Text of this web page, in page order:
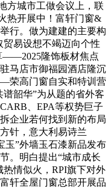
方城市工做会议上，联
热开展中！富轩门窗&
行。做为建建的主要构
易设想不竭迈向个性
——2025隆饰板材焦点
马店市御福园酒店隆沉
荣高门窗自实和特训营
谱韶华”为从题的省外客
、EPA等权势巨子
企业若何找到新的布局
针，意大利易诗兰
玉”外墙玉石漆新品发布
。明白提出“城市成长
情似火，RPI旗下对外
轩全屋门窗总部开展品